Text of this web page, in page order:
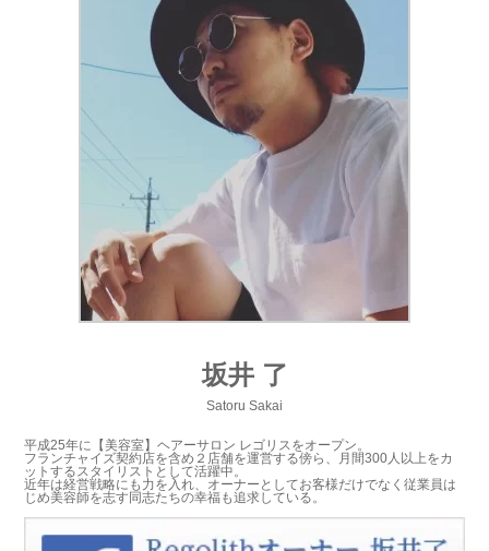
坂井 了
Satoru Sakai
平成25年に【美容室】ヘアーサロン レゴリスをオープン。
フランチャイズ契約店を含め２店舗を運営する傍ら、月間300人以上をカ
ットするスタイリストとして活躍中。
近年は経営戦略にも力を入れ、オーナーとしてお客様だけでなく従業員は
じめ美容師を志す同志たちの幸福も追求している。